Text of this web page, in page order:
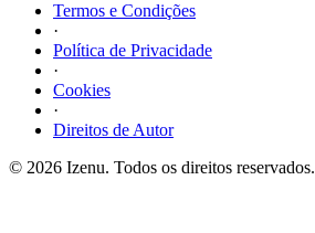
Termos e Condições
·
Política de Privacidade
·
Cookies
·
Direitos de Autor
© 2026 Izenu. Todos os direitos reservados.